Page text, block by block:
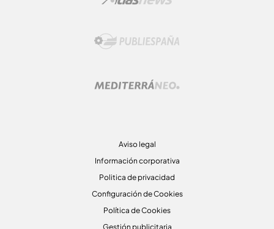
Aviso legal
Información corporativa
Politica de privacidad
Configuración de Cookies
Política de Cookies
Gestión publicitaria